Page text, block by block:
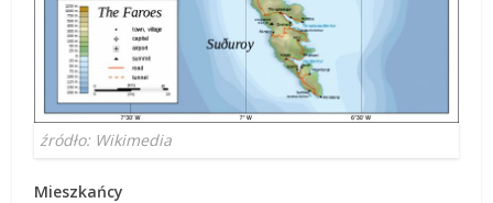
źródło: Wikimedia
Mieszkańcy